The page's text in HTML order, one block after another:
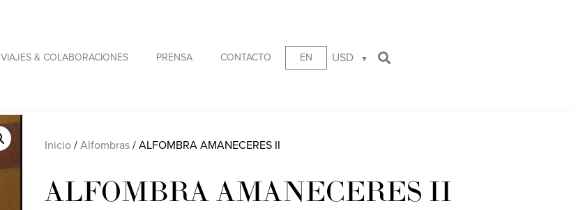
VIAJES & COLABORACIONES PRENSA CONTACTO EN USD
Inicio / Alfombras / ALFOMBRA AMANECERES II
ALFOMBRA AMANECERES II